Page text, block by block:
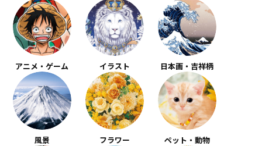
アニメ・ゲーム イラスト 日本画・吉祥柄
風景 フラワー ペット・動物